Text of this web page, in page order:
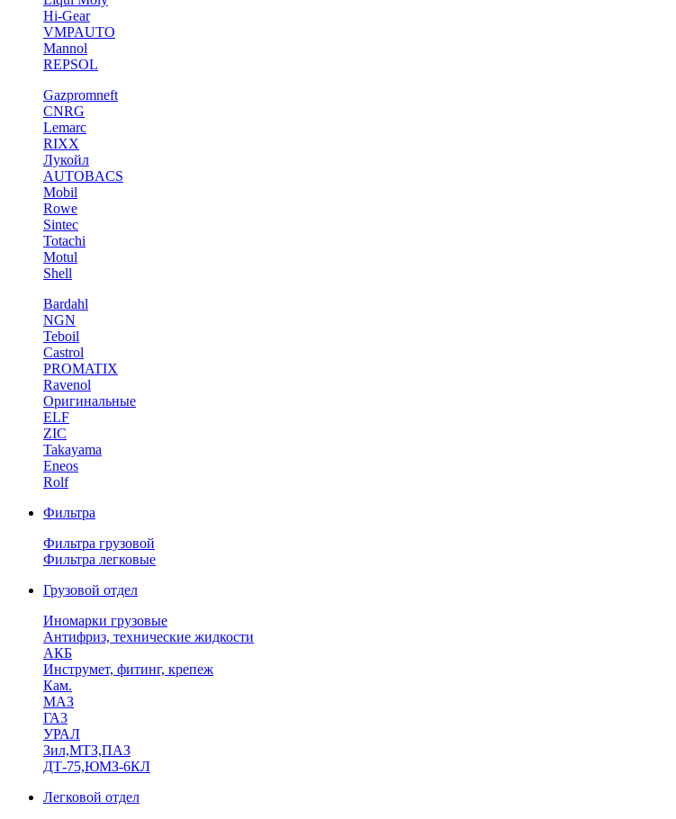
Hi-Gear
VMPAUTO
Mannol
REPSOL
Gazpromneft
CNRG
Lemarc
RIXX
Лукойл
AUTOBACS
Mobil
Rowe
Sintec
Totachi
Motul
Shell
Bardahl
NGN
Teboil
Castrol
PROMATIX
Ravenol
Оригинальные
ELF
ZIC
Takayama
Eneos
Rolf
Фильтра
Фильтра грузовой
Фильтра легковые
Грузовой отдел
Иномарки грузовые
Антифриз, технические жидкости
АКБ
Инструмет, фитинг, крепеж
Кам.
МАЗ
ГА3
УРАЛ
Зил,МТЗ,ПАЗ
ДТ-75,ЮМЗ-6КЛ
Легковой отдел